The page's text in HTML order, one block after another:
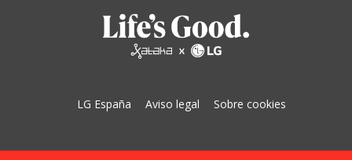
LG España Aviso legal Sobre cookies